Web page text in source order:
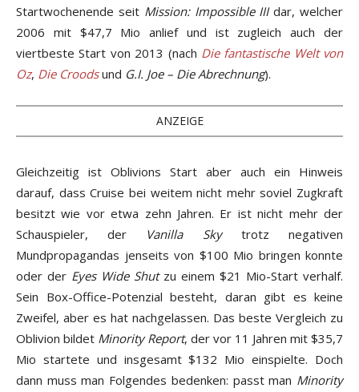
Startwochenende seit Mission: Impossible IIIdar, welcher
2006 mit $47,7 Mio anlief und ist zugleich auch der
viertbeste Start von 2013 (nach Die fantastische Welt von
Oz, Die Croodsund G.I. Joe – Die Abrechnung).
ANZEIGE
Gleichzeitig ist Oblivions Start aber auch ein Hinweis
darauf, dass Cruise bei weitem nicht mehr soviel Zugkraft
besitzt wie vor etwa zehn Jahren. Er ist nicht mehr der
Schauspieler, der Vanilla Skytrotz negativen
Mundpropagandas jenseits von $100 Mio bringen konnte
oder der Eyes Wide Shutzu einem $21 Mio-Start verhalf.
Sein Box-Office-Potenzial besteht, daran gibt es keine
Zweifel, aber es hat nachgelassen. Das beste Vergleich zu
Oblivion bildet Minority Report, der vor 11 Jahren mit $35,7
Mio startete und insgesamt $132 Mio einspielte. Doch
dann muss man Folgendes bedenken: passt man Minority